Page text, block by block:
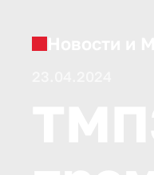
Новости и